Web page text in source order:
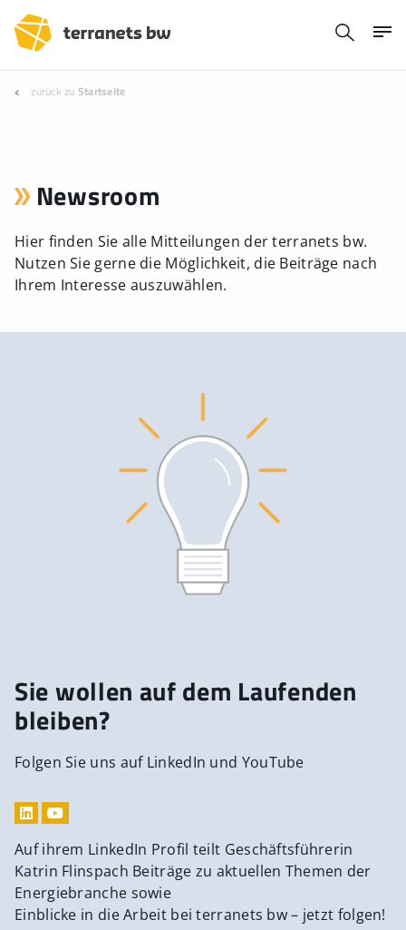
zurück zu Startseite
Newsroom
Hier finden Sie alle Mitteilungen der terranets bw.
Nutzen Sie gerne die Möglichkeit, die Beiträge nach
Ihrem Interesse auszuwählen.
Sie wollen auf dem Laufenden
bleiben?
Folgen Sie uns auf LinkedIn und YouTube
Auf ihrem LinkedIn Profil teilt Geschäftsführerin
Katrin Flinspach Beiträge zu aktuellen Themen der
Energiebranche sowie
Einblicke in die Arbeit bei terranets bw – jetzt folgen!